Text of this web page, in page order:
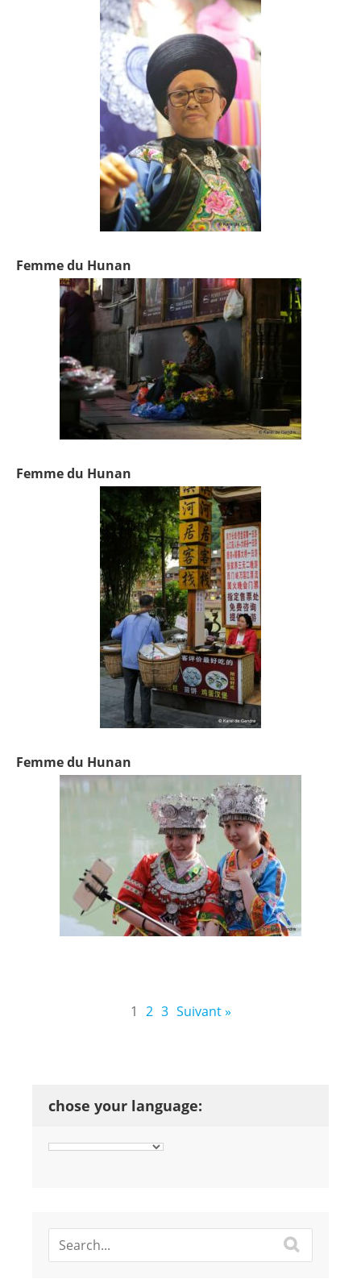
Femme du Hunan
Femme du Hunan
Femme du Hunan
1 2 3 Suivant »
chose your language: